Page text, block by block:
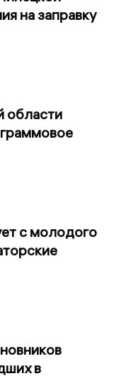
на заправку
области
с молодого
в